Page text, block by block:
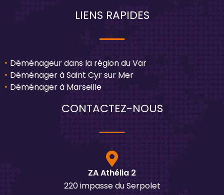
LIENS RAPIDES
Déménageur dans la région du Var
Déménager à Saint Cyr sur Mer
Déménager à Marseille
CONTACTEZ-NOUS
ZA Athélia 2
220 impasse du Serpolet